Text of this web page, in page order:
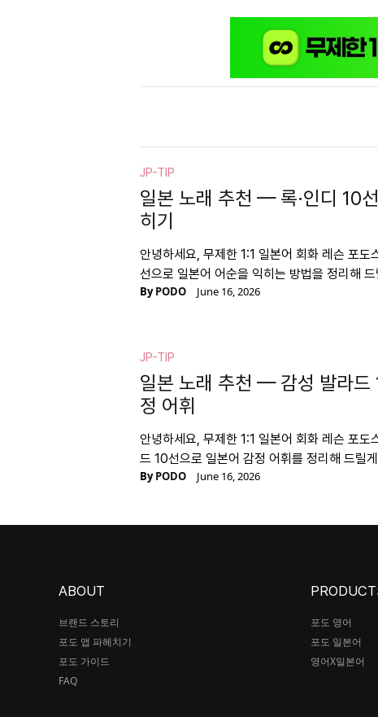
JP-TIP
일본 노래 추천 — 록·인디 10
히기
안녕하세요, 무제한 1:1 일본어 회화 레슨 포도
선으로 일본어 어순을 익히는 방법을 정리해
ByPODO June 16, 2026
JP-TIP
일본 노래 추천 — 감성 발라드
정 어휘
안녕하세요, 무제한 1:1 일본어 회화 레슨 포도
드 10선으로 일본어 감정 어휘를 정리해 드릴
ByPODO June 16, 2026
ABOUT
브랜드 스토리
포도 앱 파헤치기
포도 가이드
FAQ
포도 영어
포도 일본어
영어X일본어